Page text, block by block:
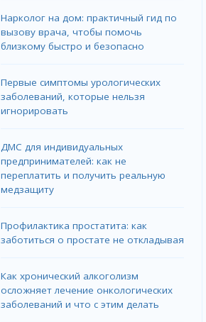
Нарколог на дом: практичный гид по
вызову врача, чтобы помочь
близкому быстро и безопасно
Первые симптомы урологических
заболеваний, которые нельзя
игнорировать
ДМС для индивидуальных
предпринимателей: как не
переплатить и получить реальную
медзащиту
Профилактика простатита: как
заботиться о простате не откладывая
Как хронический алкоголизм
осложняет лечение онкологических
заболеваний и что с этим делать